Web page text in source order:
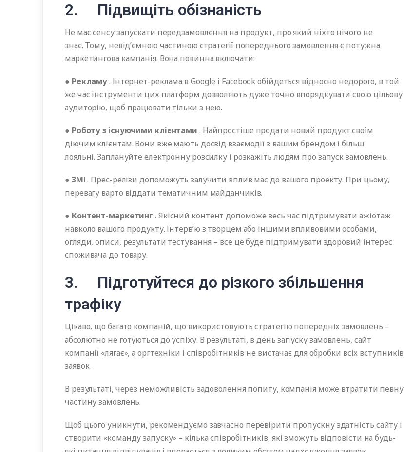
2. Підвищіть обізнаність
Не має сенсу запускати передзамовлення на продукт, про який ніхто нічого не
знає. Тому, невід’ємною частиною стратегії попереднього замовлення є потужна
маркетингова кампанія. Вона повинна включати:
● Рекламу. Інтернет-реклама в Google і Facebook обійдеться відносно недорого, в той
же час інструменти цих платформ дозволяють дуже точно впорядкувати свою цільову
аудиторію, щоб працювати тільки з нею.
● Роботу з існуючими клієнтами . Найпростіше продати новий продукт своїм
діючим клієнтам. Вони вже мають досвід взаємодії з вашим брендом і більш
лояльні. Заплануйте електронну розсилку і розкажіть людям про запуск замовлень.
● ЗМІ. Прес-релізи допоможуть залучити вплив мас до вашого проекту. При цьому,
перевагу варто віддати тематичним майданчиків.
● Контент-маркетинг. Якісний контент допоможе весь час підтримувати ажіотаж
навколо вашого продукту. Інтерв’ю з творцем або іншими впливовими особами,
огляди, описи, результати тестування – все це буде підтримувати здоровий інтерес
споживача до товару.
3. Підготуйтеся до різкого збільшення
трафіку
Цікаво, що багато компаній, що використовують стратегію попередніх замовлень –
абсолютно не готуються до успіху. В результаті, в день запуску замовлень, сайт
компанії «лягає», а оргтехніки і співробітників не вистачає для обробки всіх вступників
заявок.
В результаті, через неможливість задоволення попиту, компанія може втратити певну
частину замовлень.
Щоб цього уникнути, рекомендуємо завчасно перевірити пропускну здатність сайту і
створити «команду запуску» – кілька співробітників, які зможуть відповісти на будь-